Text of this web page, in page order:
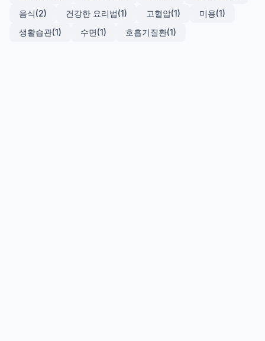
음식(2) 건강한 요리법(1) 고혈압(1) 미용(1)
생활습관(1) 수면(1) 호흡기질환(1)